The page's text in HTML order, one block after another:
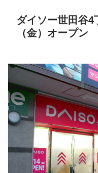
ダイソー世田谷4
（金）オープン